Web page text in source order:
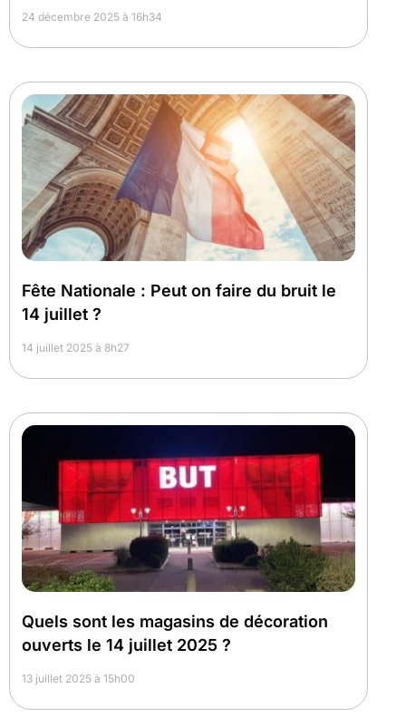
24 décembre 2025 à 16h34
Fête Nationale : Peut on faire du bruit le
14 juillet ?
14 juillet 2025 à 8h27
Quels sont les magasins de décoration
ouverts le 14 juillet 2025 ?
13 juillet 2025 à 15h00